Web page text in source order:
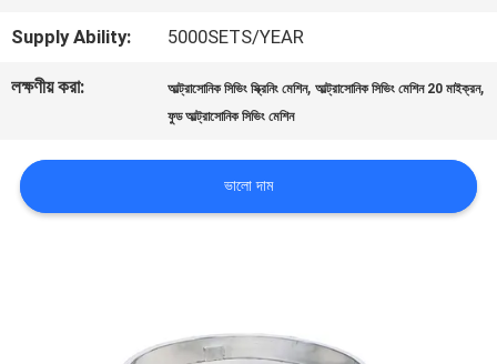
যোগাযোগ
করুন
উদ্ধৃতির
Supply Ability: 5000SETS/YEAR
লক্ষণীয় করা: আল্ট্রাসোনিক সিভিং স্ক্রিনিং মেশিন,আল্ট্রাসোনিক সিভিং মেশিন 20 মাইক্রন,
ফুড আল্ট্রাসোনিক সিভিং মেশিন
ভালো দাম